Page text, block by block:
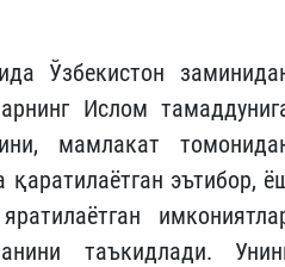
Ўзбекистон
Ислом
мамлакат
эътибор,
таъкидлади.